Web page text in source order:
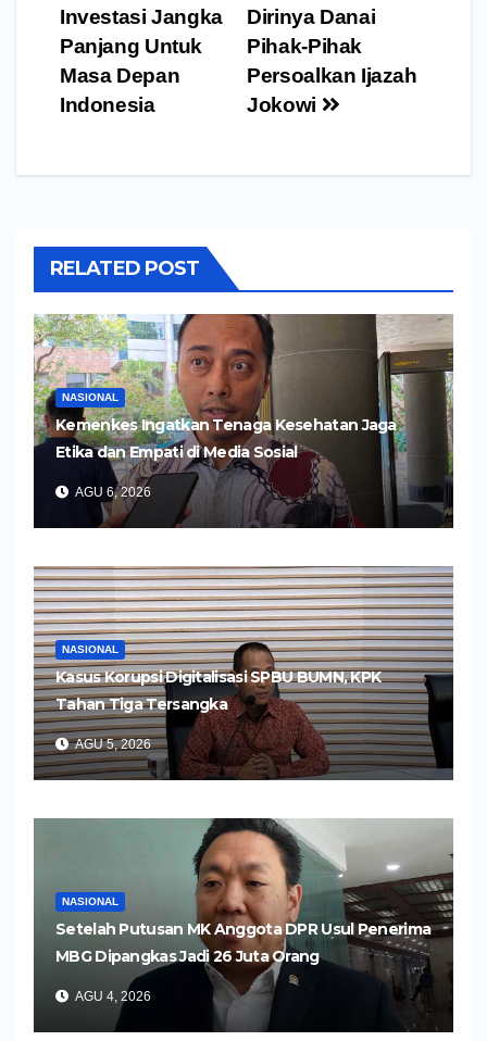
Dirinya Danai
Pihak-Pihak
Persoalkan Ijazah
Jokowi
Investasi Jangka
Panjang Untuk
Masa Depan
Indonesia
RELATED POST
NASIONAL
Kemenkes Ingatkan Tenaga Kesehatan Jaga
Etika dan Empati di Media Sosial
AGU 6, 2026
NASIONAL
Kasus Korupsi Digitalisasi SPBU BUMN, KPK
Tahan Tiga Tersangka
AGU 5, 2026
NASIONAL
Setelah Putusan MK Anggota DPR Usul Penerima
MBG Dipangkas Jadi 26 Juta Orang
AGU 4, 2026